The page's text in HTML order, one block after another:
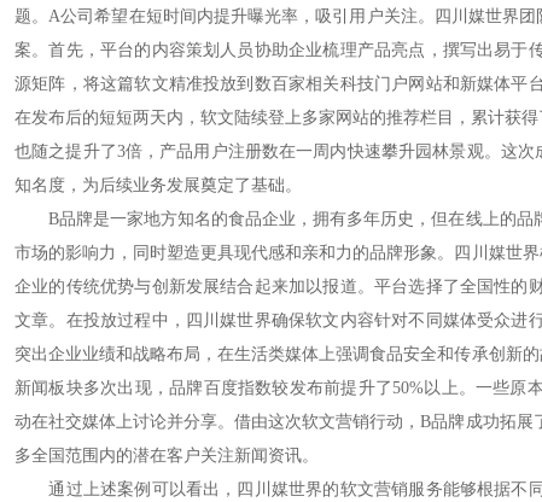
题。A公司希望在短时间内提升曝光率，吸引用户关注。四川媒世界
案。首先，平台的内容策划人员协助企业梳理产品亮点，撰写出易于
源矩阵，将这篇软文精准投放到数百家相关科技门户网站和新媒体平
在发布后的短短两天内，软文陆续登上多家网站的推荐栏目，累计获
也随之提升了3倍，产品用户注册数在一周内快速攀升园林景观。这次
知名度，为后续业务发展奠定了基础。
B品牌是一家地方知名的食品企业，拥有多年历史，但在线上的品
市场的影响力，同时塑造更具现代感和亲和力的品牌形象。四川媒世
企业的传统优势与创新发展结合起来加以报道。平台选择了全国性的
文章。在投放过程中，四川媒世界确保软文内容针对不同媒体受众进
突出企业业绩和战略布局，在生活类媒体上强调食品安全和传承创新
新闻板块多次出现，品牌百度指数较发布前提升了50%以上。一些原
动在社交媒体上讨论并分享。借由这次软文营销行动，B品牌成功拓
多全国范围内的潜在客户关注新闻资讯。
通过上述案例可以看出，四川媒世界的软文营销服务能够根据不